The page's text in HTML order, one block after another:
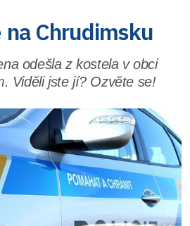
na Chrudimsku
odešla z kostela v obci
Viděli jste jí? Ozvěte se!